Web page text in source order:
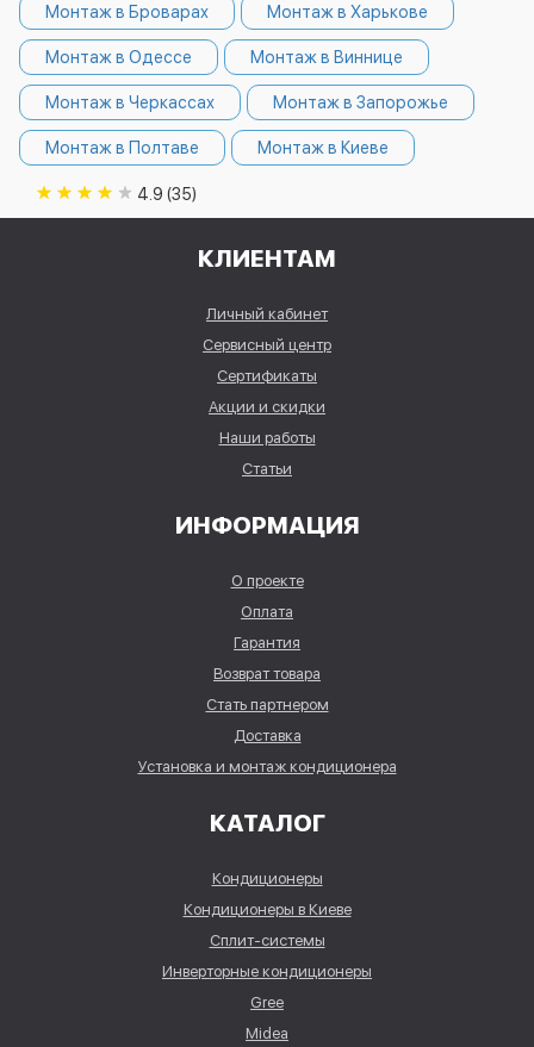
Монтаж в Броварах Монтаж в Харькове
Монтаж в Одессе Монтаж в Виннице
Монтаж в Черкассах Монтаж в Запорожье
Монтаж в Полтаве Монтаж в Киеве
4.9 (35)
КЛИЕНТАМ
Личный кабинет
Сервисный центр
Сертификаты
Акции и скидки
Наши работы
Статьи
ИНФОРМАЦИЯ
О проекте
Оплата
Гарантия
Возврат товара
Стать партнером
Доставка
Установка и монтаж кондиционера
КАТАЛОГ
Кондиционеры
Кондиционеры в Киеве
Сплит-системы
Инверторные кондиционеры
Gree
Midea